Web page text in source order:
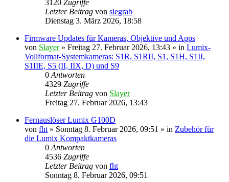
3120 Zugriffe
Letzter Beitrag von siegrab
Dienstag 3. März 2026, 18:58
Firmware Updates für Kameras, Objektive und Apps
von Slayer» Freitag 27. Februar 2026, 13:43 » in Lumix-
Vollformat-Systemkameras: S1R, S1RII, S1, S1H, S1II,
S1IIE, S5 (II, IIX, D) und S9
0 Antworten
4329 Zugriffe
Letzter Beitrag von Slayer
Freitag 27. Februar 2026, 13:43
Fernauslöser Lumix G100D
von fht » Sonntag 8. Februar 2026, 09:51 » in Zubehör für
die Lumix Kompaktkameras
0 Antworten
4536 Zugriffe
Letzter Beitrag von fht
Sonntag 8. Februar 2026, 09:51